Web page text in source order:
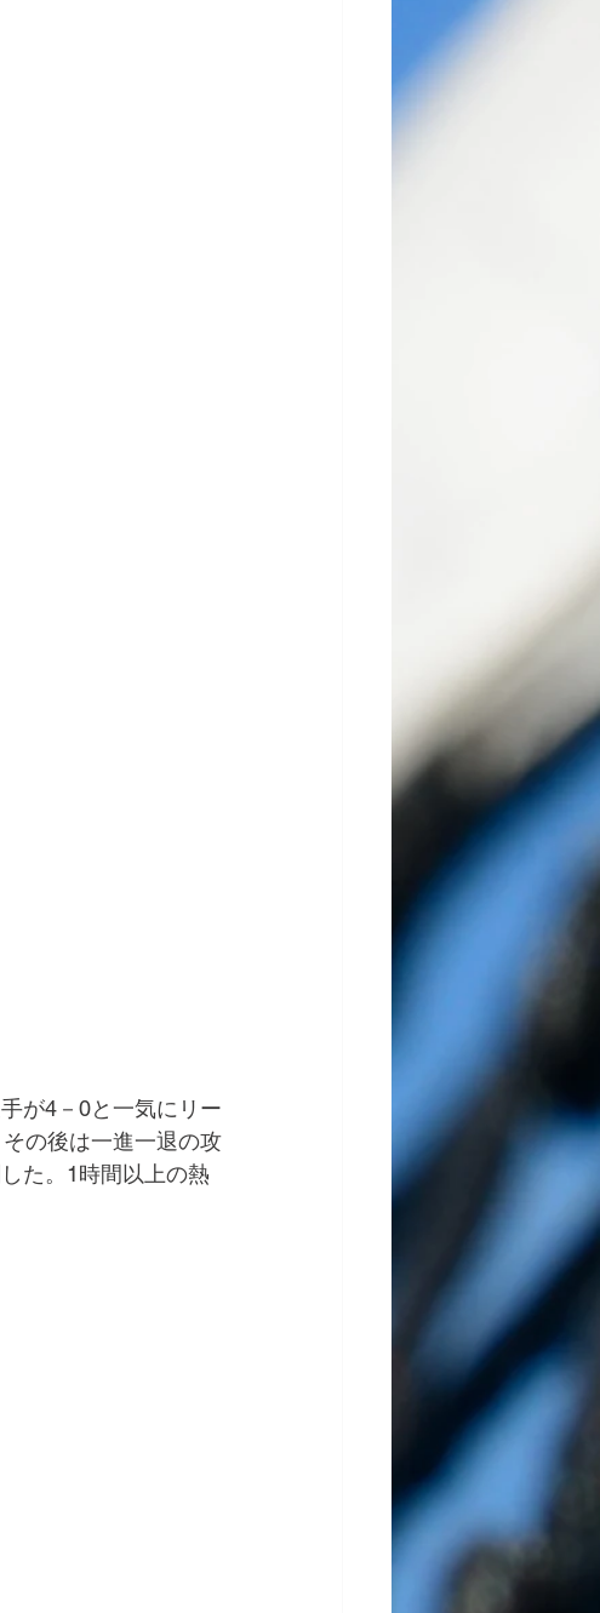
が4－0と一気にリー
の後は一進一退の攻
た。1時間以上の熱